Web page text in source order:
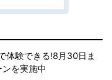
体験できる!8月30日ま
を実施中